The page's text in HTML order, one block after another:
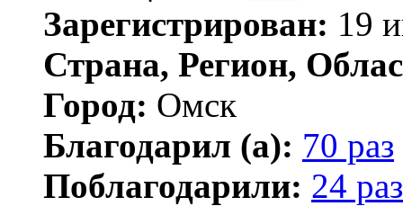
Зарегистрирован: 19
Страна, Регион,
Город: Омск
Благодарил (а): 70 раз
Поблагодарили: 24